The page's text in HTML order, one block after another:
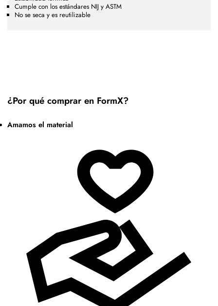
Cumple con los estándares NIJ y ASTM
No se seca y es reutilizable
¿Por qué comprar en FormX?
Amamos el material